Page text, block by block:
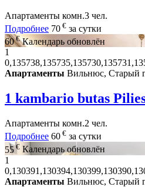
Апартаменты комн.3 чел.
Подробнее 70 € за сутки
60€ Календарь обновлён
1
Апартаменты Вильнюс, Старый
1 kambario butas
Апартаменты комн.2 чел.
Подробнее 60 € за сутки
55€ Календарь обновлён
1
Апартаменты Вильнюс, Старый